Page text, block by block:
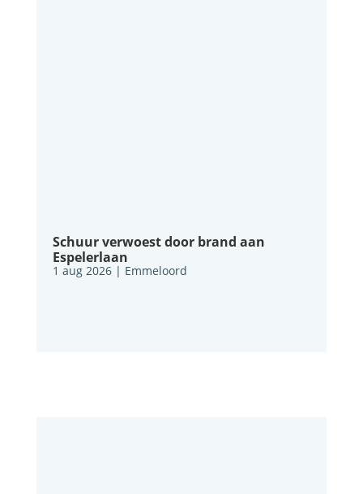
Schuur verwoest door brand aan
Espelerlaan
1 aug 2026| Emmeloord